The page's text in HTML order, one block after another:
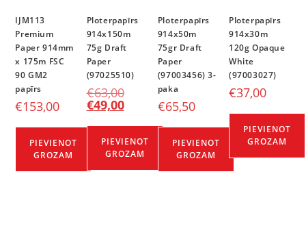
IJM113
Premium
Paper 914mm
x 175m FSC
90 GM2
papīrs
€153,00
PIEVIENOT
GROZAM
Ploterpapīrs
914x150m
75g Draft
Paper
(97025510)
€63,00
€49,00
PIEVIENOT
GROZAM
Ploterpapīrs
914x50m
75gr Draft
Paper
(97003456) 3-
paka
€65,50
PIEVIENOT
GROZAM
Ploterpapīrs
914x30m
120g Opaque
White
(97003027)
€37,00
PIEVIENOT
GROZAM